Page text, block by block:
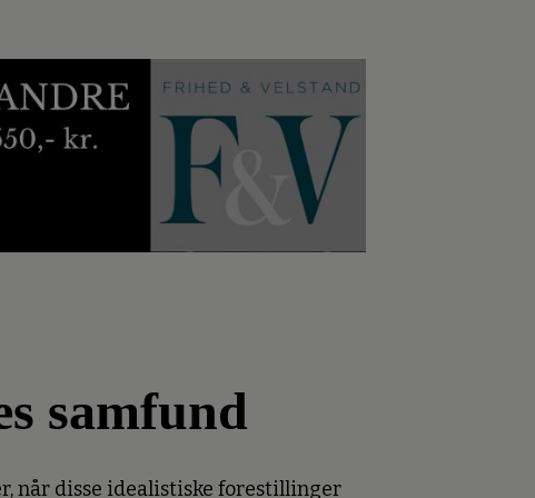
samfund
når disse idealistiske forestillinger